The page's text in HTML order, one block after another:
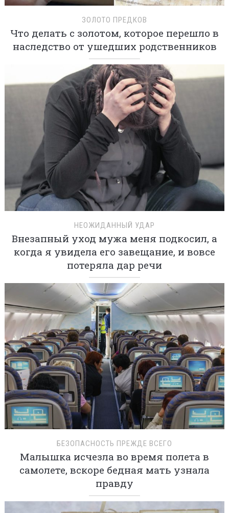
ЗОЛОТО ПРЕДКОВ
Что делать с золотом, которое перешло в
наследство от ушедших родственников
НЕОЖИДАННЫЙ УДАР
Внезапный уход мужа меня подкосил, а
когда я увидела его завещание, и вовсе
потеряла дар речи
БЕЗОПАСНОСТЬ ПРЕЖДЕ ВСЕГО
Малышка исчезла во время полета в
самолете, вскоре бедная мать узнала
правду